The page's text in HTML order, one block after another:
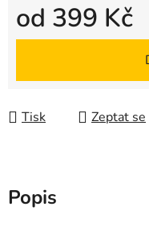
od 399 Kč
Měrná cena:
Tisk Zeptat se
Popis